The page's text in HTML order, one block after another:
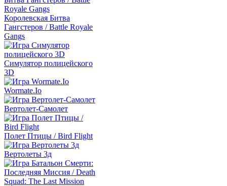
Королевская Битва
Гангстеров / Battle Royale
Gangs
Симулятор полицейского
3D
Wormate.Io
Вертолет-Самолет
Полет Птицы / Bird Flight
Вертолеты 3д